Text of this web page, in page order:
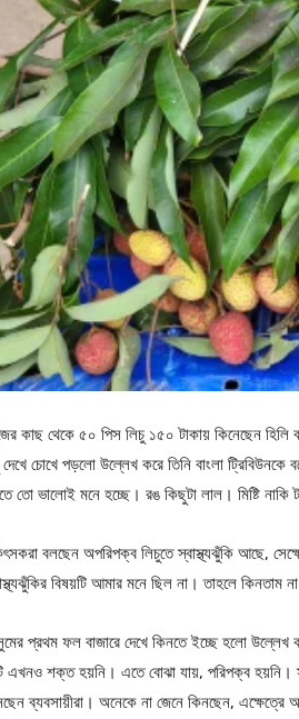
কাছ থেকে ৫০ পিস লিচু ১৫০ টাকায় কিনেছেন হিলি
দেখে চোখে পড়লো উল্লেখ করে তিনি বাংলা
তো ভালোই মনে হচ্ছে। রঙ কিছুটা লাল। মিষ্টি
বলছেন অপরিপক্ব লিচুতে স্বাস্থ্যঝুঁকি আছে,
বিষয়টি আমার মনে ছিল না। তাহলে কিনতাম
প্রথম ফল বাজারে দেখে কিনতে ইচ্ছে হলো উল্লেখ
এখনও শক্ত হয়নি। এতে বোঝা যায়, পরিপক্ব হয়নি।
ব্যবসায়ীরা। অনেকে না জেনে কিনছেন, এক্ষেত্রে